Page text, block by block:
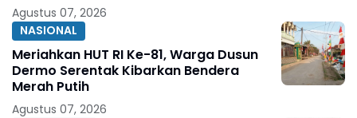
Agustus 07, 2026
NASIONAL
Meriahkan HUT RI Ke-81, Warga Dusun
Dermo Serentak Kibarkan Bendera
Merah Putih
Agustus 07, 2026